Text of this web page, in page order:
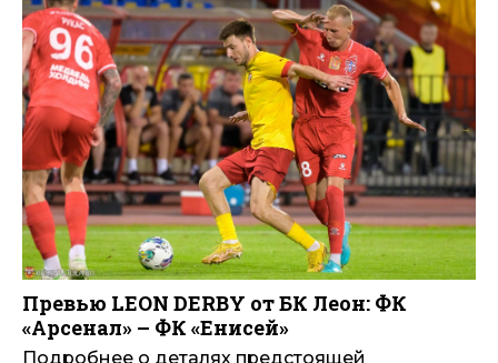
Превью LEON DERBY от БК Леон: ФК
«Арсенал» – ФК «Енисей»
Подробнее о деталях предстоящей